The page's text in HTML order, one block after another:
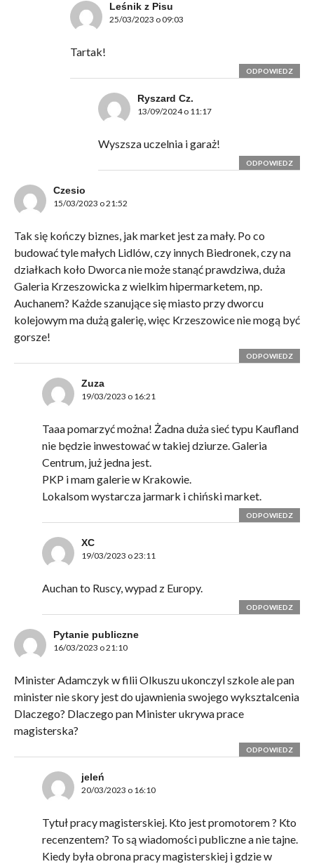
Leśnik z Pisu
25/03/2023 o 09:03
Tartak!
ODPOWIEDZ
Ryszard Cz.
13/09/2024 o 11:17
Wyszsza uczelnia i garaż!
ODPOWIEDZ
Czesio
15/03/2023 o 21:52
Tak się kończy biznes, jak market jest za mały. Po co
budować tyle małych Lidlów, czy innych Biedronek, czy na
działkach koło Dworca nie może stanąć prawdziwa, duża
Galeria Krzeszowicka z wielkim hipermarketem, np.
Auchanem? Każde szanujące się miasto przy dworcu
kolejowym ma dużą galerię, więc Krzeszowice nie mogą być
gorsze!
ODPOWIEDZ
Zuza
19/03/2023 o 16:21
Taaa pomarzyć można! Żadna duża sieć typu Kaufland
nie będzie inwestować w takiej dziurze. Galeria
Centrum, już jedna jest.
PKP i mam galerie w Krakowie.
Lokalsom wystarcza jarmark i chiński market.
ODPOWIEDZ
XC
19/03/2023 o 23:11
Auchan to Ruscy, wypad z Europy.
ODPOWIEDZ
Pytanie publiczne
16/03/2023 o 21:10
Minister Adamczyk w filii Olkuszu ukonczyl szkole ale pan
minister nie skory jest do ujawnienia swojego wyksztalcenia
Dlaczego? Dlaczego pan Minister ukrywa prace
magisterska?
ODPOWIEDZ
jeleń
20/03/2023 o 16:10
Tytuł pracy magisterskiej. Kto jest promotorem ? Kto
recenzentem? To są wiadomości publiczne a nie tajne.
Kiedy była obrona pracy magisterskiej i gdzie w